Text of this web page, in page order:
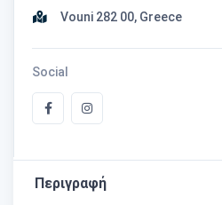
Vouni 282 00, Greece
Social
Περιγραφή